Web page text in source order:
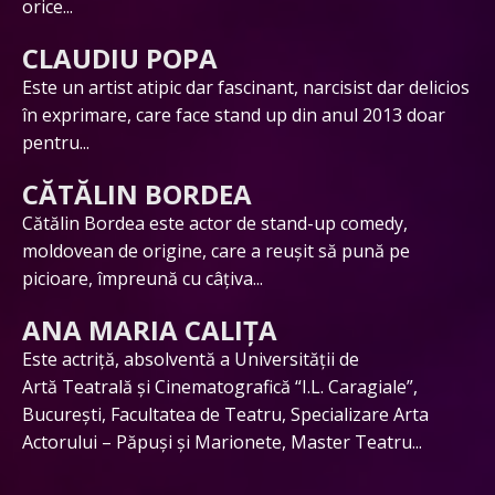
orice...
CLAUDIU POPA
Este un artist atipic dar fascinant, narcisist dar delicios
în exprimare, care face stand up din anul 2013 doar
pentru...
CĂTĂLIN BORDEA
Cătălin Bordea este actor de stand-up comedy,
moldovean de origine, care a reușit să pună pe
picioare, împreună cu câțiva...
ANA MARIA CALIȚA
Este actriță, absolventă a Universității de
Artă Teatrală și Cinematografică “I.L. Caragiale”,
București, Facultatea de Teatru, Specializare Arta
Actorului – Păpuși și Marionete, Master Teatru...